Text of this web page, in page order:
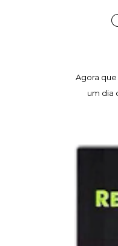
Agora
um dia